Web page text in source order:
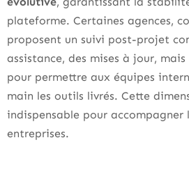
plateforme. Certaines agences,
proposent un suivi post-projet
assistance, des mises à jour,
pour permettre aux équipes
main les outils livrés. Cette
indispensable pour accompagner
entreprises.